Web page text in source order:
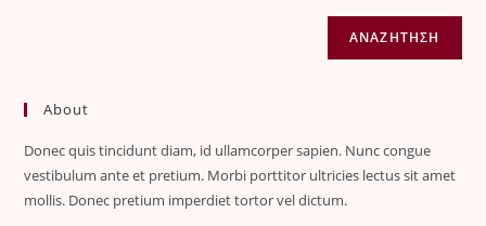
ΑΝΑΖΉΤΗΣΗ
About
Donec quis tincidunt diam, id ullamcorper sapien. Nunc congue
vestibulum ante et pretium. Morbi porttitor ultricies lectus sit amet
mollis. Donec pretium imperdiet tortor vel dictum.